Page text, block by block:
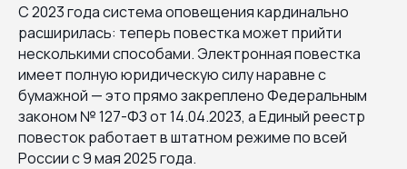
С 2023 года система оповещения кардинально
расширилась: теперь повестка может прийти
несколькими способами. Электронная повестка
имеет полную юридическую силу наравне с
бумажной — это прямо закреплено Федеральным
законом № 127-ФЗ от 14.04.2023, а Единый реестр
повесток работает в штатном режиме по всей
России с 9 мая 2025 года.